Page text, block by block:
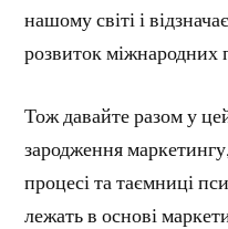
нашому світі і
розвиток міжнародних
Тож давайте разом у
зародження
процесі та таємниці
лежать в основі